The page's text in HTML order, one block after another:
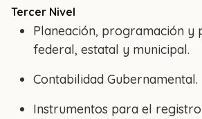
Tercer Nivel
Planeación, programación y
federal, estatal y municipal.
Contabilidad Gubernamental.
Instrumentos para el